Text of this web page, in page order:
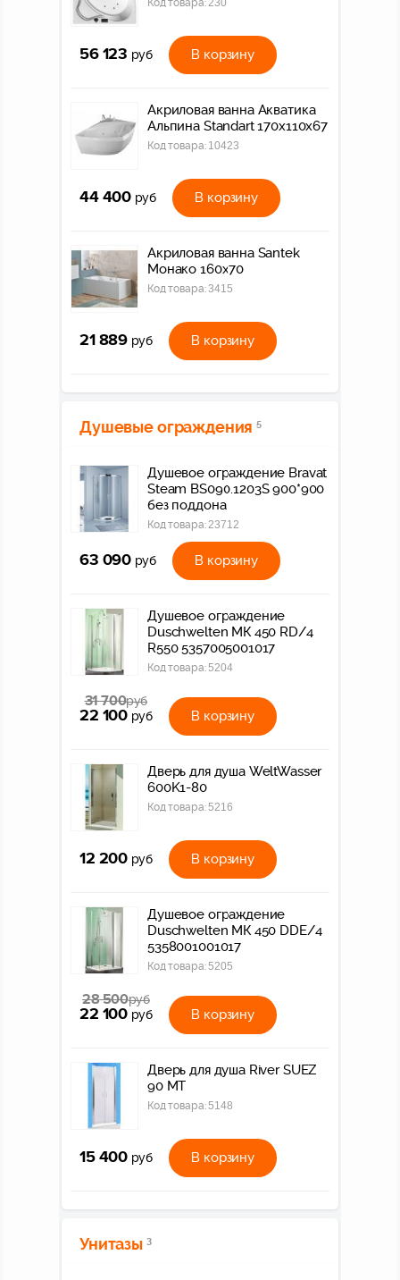
56 123 руб В корзину
Акриловая ванна Акватика
Альпина Standart 170x110x67
Код товара: 10423
44 400 руб В корзину
Акриловая ванна Santek
Монако 160х70
Код товара:3415
21 889 руб В корзину
Душевые ограждения 5
Душевое ограждение Bravat
Steam BS090.1203S 900*900
без поддона
Код товара: 23712
63 090 руб В корзину
Душевое ограждение
Duschwelten МК 450 RD/4
R550 5357005001017
Код товара:5204
31 700руб
22 100 руб В корзину
Дверь для душа WeltWasser
600K1-80
Код товара:5216
12 200 руб В корзину
Душевое ограждение
Duschwelten МК 450 DDE/4
5358001001017
Код товара:5205
28 500руб
22 100 руб В корзину
Дверь для душа River SUEZ
90 МТ
Код товара:5148
15 400 руб В корзину
Унитазы 3